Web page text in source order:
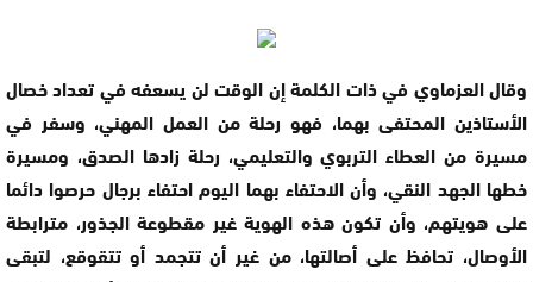
وقال العزماوي في ذات الكلمة إن الوقت لن يسعفه في تعداد خصال
الأستاذين المحتفى بهما، فهو رحلة من العمل المهني، وسفر في
مسيرة من العطاء التربوي والتعليمي، رحلة زادها الصدق، ومسيرة
خطها الجهد النقي، وأن الاحتفاء بهما اليوم احتفاء برجال حرصوا دائما
على هويتهم، وأن تكون هذه الهوية غير مقطوعة الجذور، مترابطة
الأوصال، تحافظ على أصالتها، من غير أن تتجمد أو تتقوقع، لتبقى